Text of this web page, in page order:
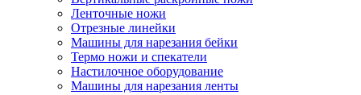
Ленточные ножи
Отрезные линейки
Машины для нарезания бейки
Термо ножи и спекатели
Настилочное оборудование
Машины для нарезания ленты